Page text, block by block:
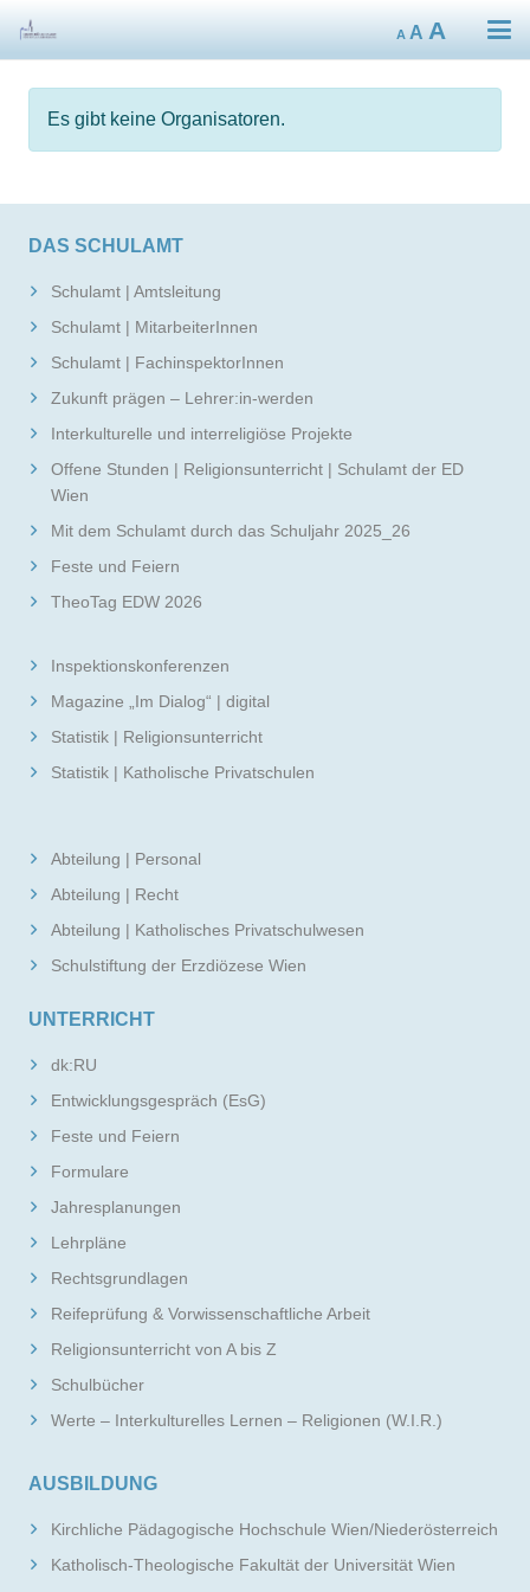
A
Decrease
font
size.
A Reset
A
font
Es gibt keine Organisatoren.
DAS SCHULAMT
Schulamt | Amtsleitung
Schulamt | MitarbeiterInnen
Schulamt | FachinspektorInnen
Zukunft prägen – Lehrer:in-werden
Interkulturelle und interreligiöse Projekte
Offene Stunden | Religionsunterricht | Schulamt der ED
Wien
Mit dem Schulamt durch das Schuljahr 2025_26
Feste und Feiern
TheoTag EDW 2026
Inspektionskonferenzen
Magazine „Im Dialog“ | digital
Statistik | Religionsunterricht
Statistik | Katholische Privatschulen
Abteilung | Personal
Abteilung | Recht
Abteilung | Katholisches Privatschulwesen
Schulstiftung der Erzdiözese Wien
UNTERRICHT
dk:RU
Entwicklungsgespräch (EsG)
Feste und Feiern
Formulare
Jahresplanungen
Lehrpläne
Rechtsgrundlagen
Reifeprüfung & Vorwissenschaftliche Arbeit
Religionsunterricht von A bis Z
Schulbücher
Werte – Interkulturelles Lernen – Religionen (W.I.R.)
AUSBILDUNG
Kirchliche Pädagogische Hochschule Wien/Niederösterreich
Katholisch-Theologische Fakultät der Universität Wien